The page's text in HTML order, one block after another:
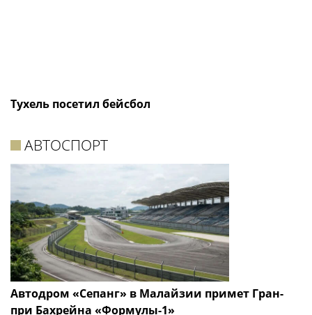
Тухель посетил бейсбол
АВТОСПОРТ
Автодром «Сепанг» в Малайзии примет Гран-
при Бахрейна «Формулы-1»